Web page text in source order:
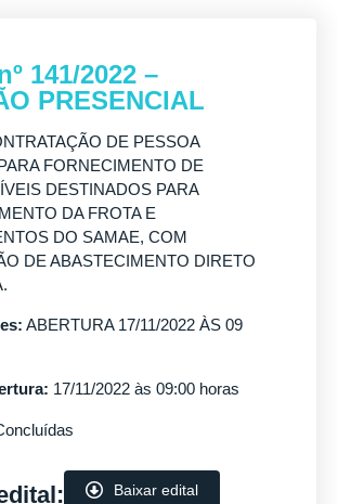
141/2022 –
PRESENCIAL
DE PESSOA
FORNECIMENTO DE
DESTINADOS PARA
DA FROTA E
DO SAMAE, COM
DE ABASTECIMENTO DIRETO
ABERTURA 17/11/2022 ÀS 09
17/11/2022 às 09:00 horas
Baixar edital